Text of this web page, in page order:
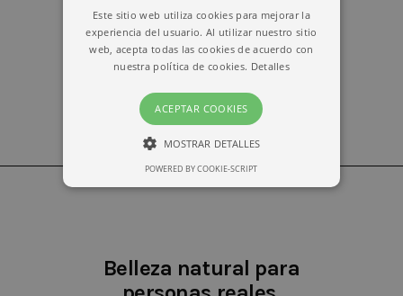
Belleza natural para
Este sitio web utiliza cookies para mejorar la
experiencia del usuario. Al utilizar nuestro sitio
web, acepta todas las cookies de acuerdo con
nuestra política de cookies. Detalles
ACEPTAR COOKIES
MOSTRAR DETALLES
POWERED BY COOKIE-SCRIPT